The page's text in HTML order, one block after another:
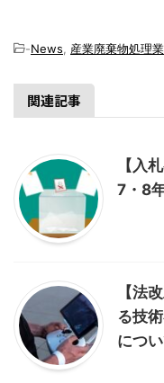
-News, 産業廃棄物処理業
関連記事
【入
7・8
【法
る技
につ